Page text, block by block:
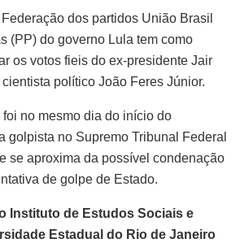
dos partidos União Brasil
(PP) do governo Lula tem como
os votos fieis do ex-presidente Jair
político João Feres Júnior.
no mesmo dia do início do
golpista no Supremo Tribunal Federal
se aproxima da possível condenação
de golpe de Estado.
Instituto de Estudos Sociais e
Estadual do Rio de Janeiro